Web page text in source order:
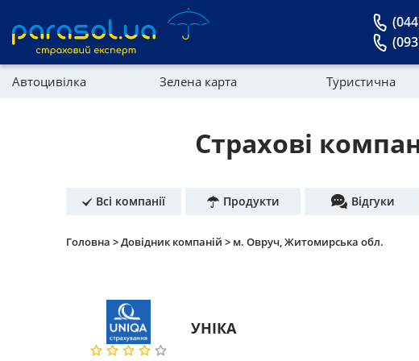
Автоцивілка Зелена карта Туристична
Новини
Страхові
Всі компанії Продукти Відгуки
Головна >Довідник компаній > м. Овруч, Житомирська обл.
УНІКА